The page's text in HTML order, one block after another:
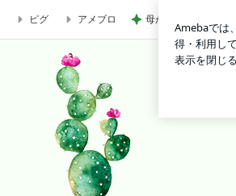
ピグ アメブロ 母が作ってくれた長